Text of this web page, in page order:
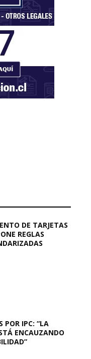
DE TARJETAS
REGLAS
POR IPC: “LA
ENCAUZANDO